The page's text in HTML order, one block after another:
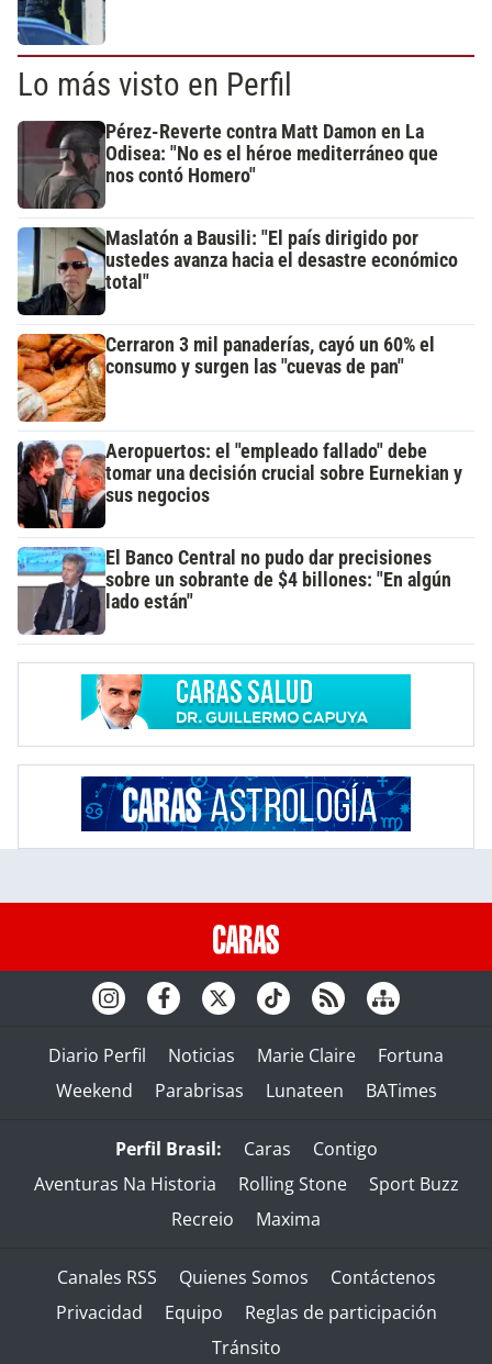
Lo más visto en Perfil
Pérez-Reverte contra Matt Damon en La
Odisea: "No es el héroe mediterráneo que
nos contó Homero"
Maslatón a Bausili: "El país dirigido por
ustedes avanza hacia el desastre económico
total"
Cerraron 3 mil panaderías, cayó un 60% el
consumo y surgen las "cuevas de pan"
Aeropuertos: el "empleado fallado" debe
tomar una decisión crucial sobre Eurnekian y
sus negocios
El Banco Central no pudo dar precisiones
sobre un sobrante de $4 billones: "En algún
lado están"
Diario Perfil Noticias Marie Claire
Fortuna
Weekend
Parabrisas Lunateen BATimes
Perfil Brasil: Caras
Contigo
Aventuras Na Historia
Rolling Stone
Sport Buzz
Recreio
Maxima
Canales RSS Quienes Somos
Contáctenos
Privacidad
Equipo
Reglas de participación
Tránsito